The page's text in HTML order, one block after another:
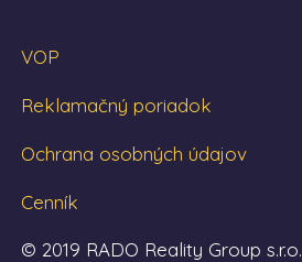
VOP
Reklamačný poriadok
Ochrana osobných údajov
Cenník
© 2019 RADO Reality Group s.r.o.